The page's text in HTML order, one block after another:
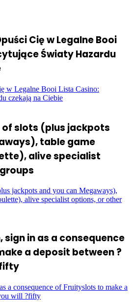
Cię w Legalne Booi
Światy Hazardu
w Legalne Booi Lista Casino:
czekają na Ciebie
of slots (plus jackpots
table game
alive specialist
jackpots and you can Megaways),
alive specialist options, or other
sign in as a consequence
a deposit between ?
a consequence of Fruityslots to make a
will ?fifty